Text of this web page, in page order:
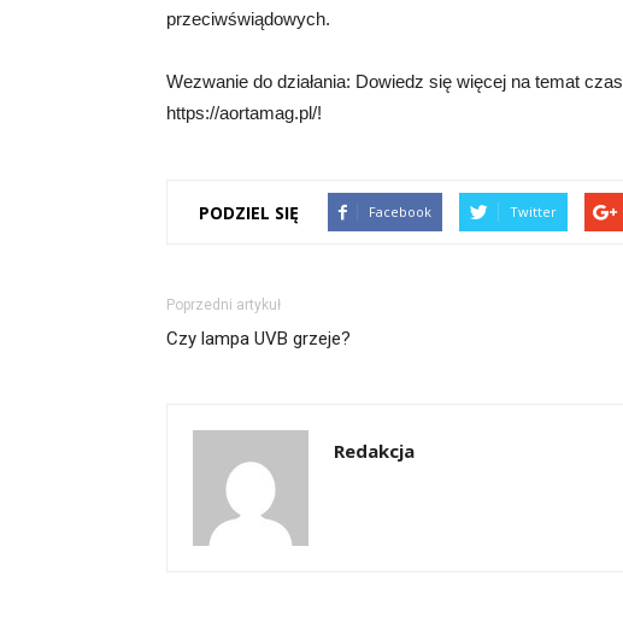
przeciwświądowych.
Wezwanie do działania: Dowiedz się więcej na temat
https://aortamag.pl/!
PODZIEL SIĘ Facebook Twitter
Poprzedni artykuł
Czy lampa UVB grzeje?
Redakcja